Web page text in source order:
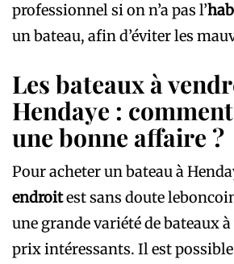
professionnel si on n’a pas l’
un bateau, afin d’éviter les
Les bateaux à
Hendaye :
une bonne affaire ?
Pour acheter un bateau à
endroitest sans doute
une grande variété de bateaux à
prix intéressants. Il est